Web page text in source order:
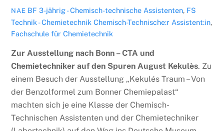
NAE BF 3-jährig - Chemisch-technische Assistenten, FS
Technik - Chemietechnik Chemisch-Technische:r Assistent:in,
Fachschule für Chemietechnik
Zur Ausstellung nach Bonn – CTA und
Chemietechniker auf den Spuren August Kekulès. Zu
einem Besuch der Ausstellung „Kekulés Traum – Von
der Benzolformel zum Bonner Chemiepalast“
machten sich je eine Klasse der Chemisch-
Technischen Assistenten und der Chemietechniker